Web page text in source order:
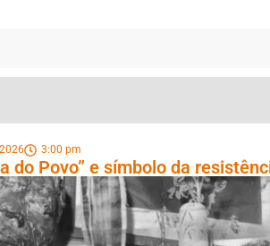
3:00 pm
do Povo” e símbolo da